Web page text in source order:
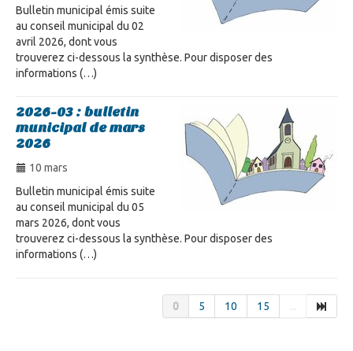
Bulletin municipal émis suite
au conseil municipal du 02
avril 2026, dont vous
trouverez ci-dessous la synthèse. Pour disposer des
informations (…)
2026-03 : bulletin
municipal de mars
2026
10 mars
Bulletin municipal émis suite
au conseil municipal du 05
mars 2026, dont vous
trouverez ci-dessous la synthèse. Pour disposer des
informations (…)
0 5 10 15 ...